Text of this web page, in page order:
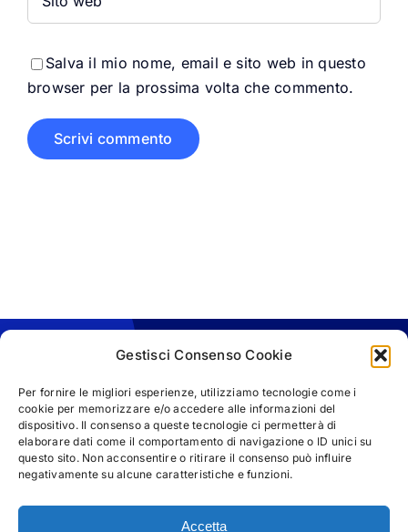
Gestisci Consenso Cookie
Per fornire le migliori esperienze, utilizziamo tecnologie come i
cookie per memorizzare e/o accedere alle informazioni del
dispositivo. Il consenso a queste tecnologie ci permetterà di
elaborare dati come il comportamento di navigazione o ID unici su
questo sito. Non acconsentire o ritirare il consenso può influire
negativamente su alcune caratteristiche e funzioni.
Accetta
Salva il mio nome, email e sito web in questo
browser per la prossima volta che commento.